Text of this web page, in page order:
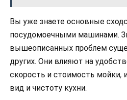
Вы уже знаете основные
посудомоечными машинами.
вышеописанных проблем
других. Они влияют на
скорость и стоимость мойки,
вид и чистоту кухни.